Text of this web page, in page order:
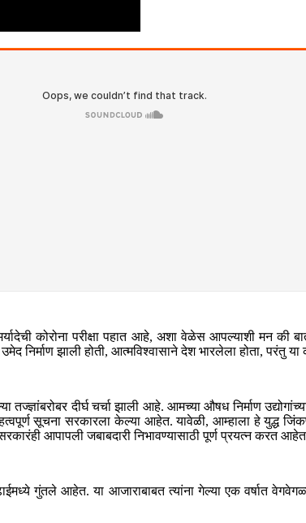
कोरोना परीक्षा पहात आहे, अशा वेळेस आपल्याशी मन
निर्माण झाली होती, आत्मविश्वासाने देश भारलेला होता, परंतु
तज्ज्ञांबरोबर दीर्घ चर्चा झाली आहे. आमच्या औषध निर्माण
सूचना सरकारला केल्या आहेत. यावेळी, आम्हाला हे युद्ध
आपापली जबाबदारी निभावण्यासाठी पूर्ण प्रयत्न करत
गुंतले आहेत. या आजाराबाबत त्यांना गेल्या एक वर्षात